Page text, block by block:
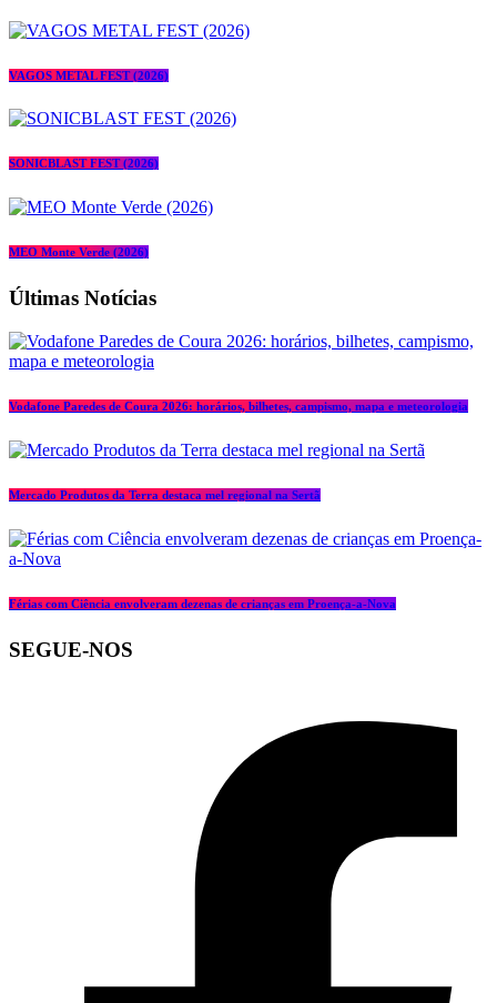
VAGOS METAL FEST (2026)
SONICBLAST FEST (2026)
MEO Monte Verde (2026)
Últimas Notícias
Vodafone Paredes de Coura 2026: horários, bilhetes, campismo, mapa e meteorologia
Mercado Produtos da Terra destaca mel regional na Sertã
Férias com Ciência envolveram dezenas de crianças em Proença-a-Nova
SEGUE-NOS